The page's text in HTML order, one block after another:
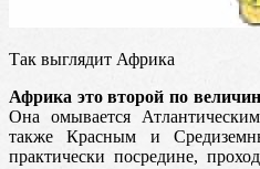
Так выглядит Африка
Африка это второй по
Она омывается
также Красным и
практически посредине,